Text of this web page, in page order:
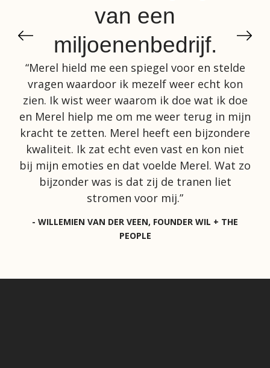
van een
miljoenenbedrijf.
“Merel hield me een spiegel voor en stelde
vragen waardoor ik mezelf weer echt kon
zien. Ik wist weer waarom ik doe wat ik doe
en Merel hielp me om me weer terug in mijn
kracht te zetten. Merel heeft een bijzondere
kwaliteit. Ik zat echt even vast en kon niet
bij mijn emoties en dat voelde Merel. Wat zo
bijzonder was is dat zij de tranen liet
stromen voor mij.”
- WILLEMIEN VAN DER VEEN, FOUNDER WIL + THE
PEOPLE